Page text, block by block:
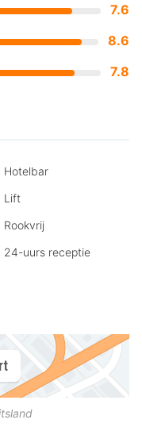
7.6
8.6
7.8
Hotelbar
Lift
Rookvrij
24-uurs receptie